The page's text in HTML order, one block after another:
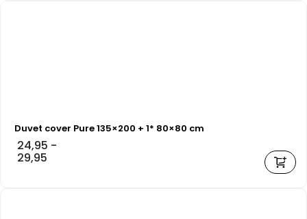
Duvet cover Pure 135×200 + 1* 80×80 cm
24,95 -
29,95